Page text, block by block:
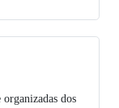
organizadas dos